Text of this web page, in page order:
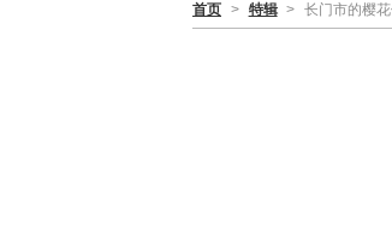
首页 > 特辑 > 长门市的樱